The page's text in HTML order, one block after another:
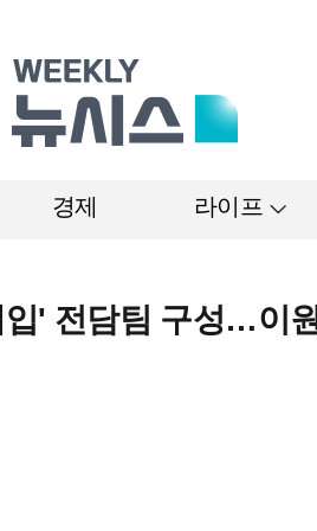
경제 라이프
' 전담팀 구성…이원